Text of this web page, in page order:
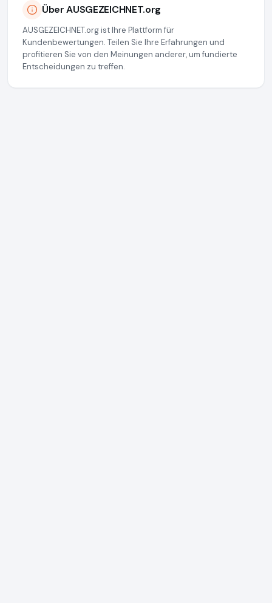
Über AUSGEZEICHNET.org
AUSGEZEICHNET.org ist Ihre Plattform für
Kundenbewertungen. Teilen Sie Ihre Erfahrungen und
profitieren Sie von den Meinungen anderer, um fundierte
Entscheidungen zu treffen.